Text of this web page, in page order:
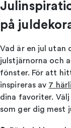
på
Vad är en jul utan
julstjärnorna och
fönster. För att
inspireras av 7
dina favoriter.
som ger dig mest